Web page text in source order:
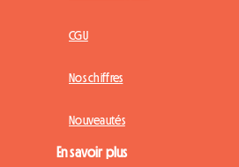
CGU
Nos chiffres
Nouveautés
En savoir plus